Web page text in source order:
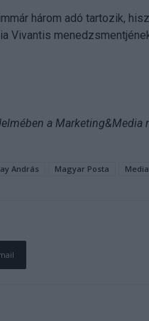
három adó tartozik,
Vivantis
a
András Magyar Posta